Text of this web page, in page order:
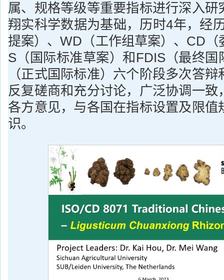
属、规格等级等重要指标进行深入研
翔实科学数据为基础，历时4年，经
提案）、WD（工作组草案）、CD（
S（国际标准草案）和FDIS（最终国
（正式国际标准）六个阶段多次答
反复磋商和充分讨论，广泛协调一致
各方意见，与各国在指标设置及限值
识。